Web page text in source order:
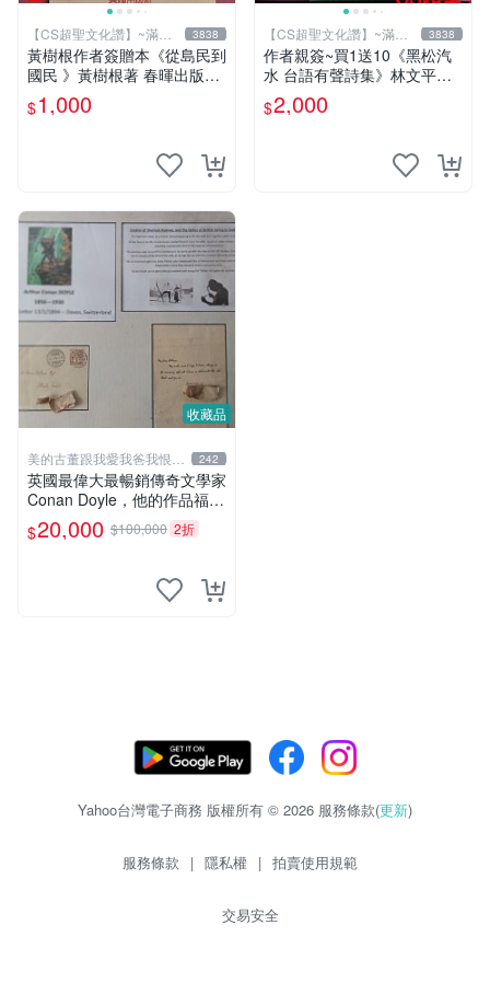
【CS超聖文化讚】~滿千
元送運
3838
黃樹根作者簽贈本《從島民到
國民 》黃樹根著 春暉出版社
民國78年9月出版 扉頁泛黃
【CS 超聖文化讚】
$1,000
【CS超聖文化讚】~滿千
元送運
3838
作者親簽~買1送10《黑松汽
水 台語有聲詩集》林文平著
百合文化事業 2001.9初版(送
十張黑松雜誌內頁)
$2,000
收藏品
美的古董跟我愛我爸我恨壞
人
242
英國最偉大最暢銷傳奇文學家
Conan Doyle，他的作品福爾
摩斯犯罪偵探集在250國暢銷
文學小說、電影
$20,000 $100,000 2折
Yahoo台灣電子商務 版權所有 © 2026 服務條款(更新)
服務條款 | 隱私權 | 拍賣使用規範
交易安全